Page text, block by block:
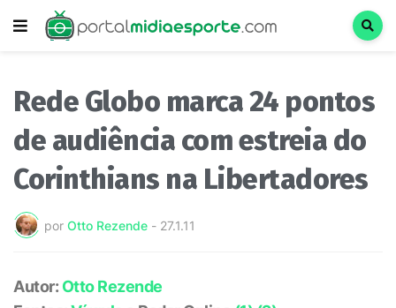
Rede Globo marca 24 pontos
de audiência com estreia do
Corinthians na Libertadores
por Otto Rezende - 27.1.11
Autor: Otto Rezende